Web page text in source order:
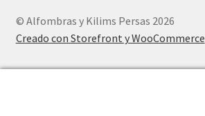
© Alfombras y Kilims Persas 2026
Creado con Storefront y WooCommerce